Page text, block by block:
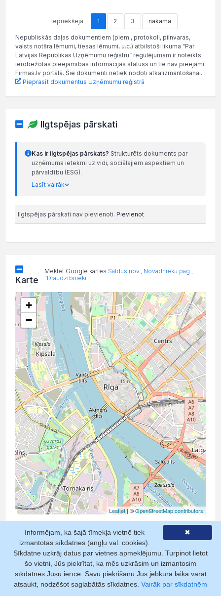
iepriekšējā 1 2 3 nākamā
Nepubliskās daļas dokumentiem (piem., protokoli, pilnvaras,
valsts notāra lēmumi, tiesas lēmumi, u.c.) atbilstoši likuma “Par
Latvijas Republikas Uzņēmumu reģistru” regulējumam ir noteikts
ierobežotas pieejamības informācijas statuss un tie nav pieejami
Firmas.lv portālā. Šie dokumenti netiek nodoti atkalizmantošanai.
Pieprasīt dokumentus Uzņēmumu reģistrā
Ilgtspējas pārskati
Kas ir ilgtspējas pārskats? Strukturēts dokuments par
uzņēmuma ietekmi uz vidi, sociālajiem aspektiem un
pārvaldību (ESG).
Lasīt vairāk
Ilgtspējas pārskati nav pievienoti. Pievienot
Karte
Meklēt Google kartēs Saldus nov., Novadnieku pag.,
"Draudzībnieki"
+
−
Leaflet| ©OpenStreetMap contributors
Pakalpojumi
✖
Informējam, ka šajā tīmekļa vietnē tiek
izmantotas sīkdatnes (angļu val. cookies).
Sīkdatne uzkrāj datus par vietnes apmeklējumu. Turpinot lietot
šo vietni, Jūs piekrītat, ka mēs uzkrāsim un izmantosim
sīkdatnes Jūsu ierīcē. Savu piekrišanu Jūs jebkurā laikā varat
atsaukt, nodzēšot saglabātās sīkdatnes. Vairāk par sīkdatnēm